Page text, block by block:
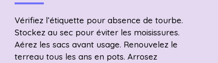
Vérifiez l’étiquette pour absence de tourbe.
Stockez au sec pour éviter les moisissures.
Aérez les sacs avant usage. Renouvelez le
terreau tous les ans en pots. Arrosez